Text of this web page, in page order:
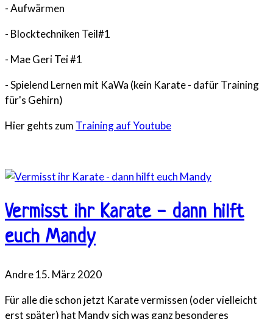
- Aufwärmen
- Blocktechniken Teil#1
- Mae Geri Tei #1
- Spielend Lernen mit KaWa (kein Karate - dafür Training
für's Gehirn)
Hier gehts zum Training auf Youtube
Vermisst ihr Karate - dann hilft
euch Mandy
Andre15. März 2020
Für alle die schon jetzt Karate vermissen (oder vielleicht
erst später) hat Mandy sich was ganz besonderes